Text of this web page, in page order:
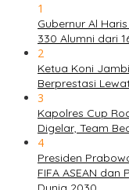
1
Gubernur Al
330 Alumni dari
2
Ketua Koni
Berprestasi
3
Kapolres Cup
Digelar, Team
4
Presiden
FIFA ASEAN